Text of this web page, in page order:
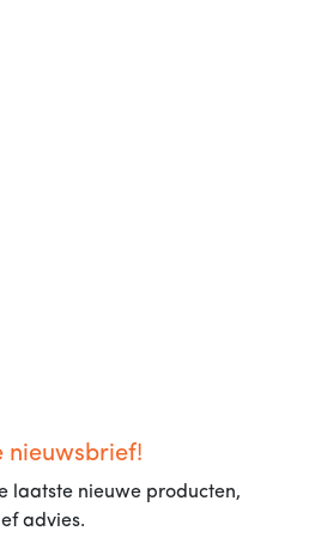
nieuwsbrief!
laatste nieuwe producten,
advies.